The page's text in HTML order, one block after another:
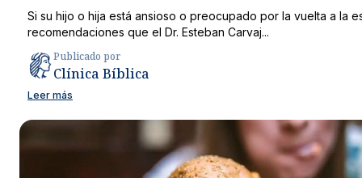
Si su hijo o hija está ansioso o preocupado por la vuelta a la
recomendaciones que el Dr. Esteban Carvaj...
Publicado por
Clínica Bíblica
Leer más